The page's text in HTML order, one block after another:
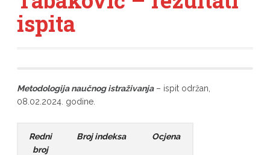
ispita
Metodologija naučnog istraživanja– ispit održan,
08.02.2024. godine.
Redni
broj
Broj indeksa Ocjena